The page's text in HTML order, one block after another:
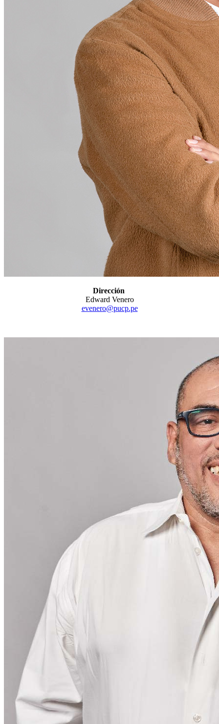
Dirección
Edward Venero
evenero@pucp.pe